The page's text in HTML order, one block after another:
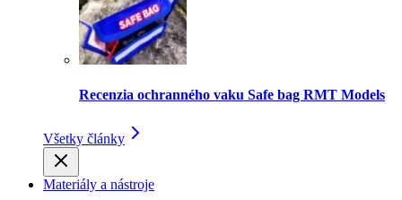
Recenzia ochranného vaku Safe bag RMT Models
Všetky články
Materiály a nástroje